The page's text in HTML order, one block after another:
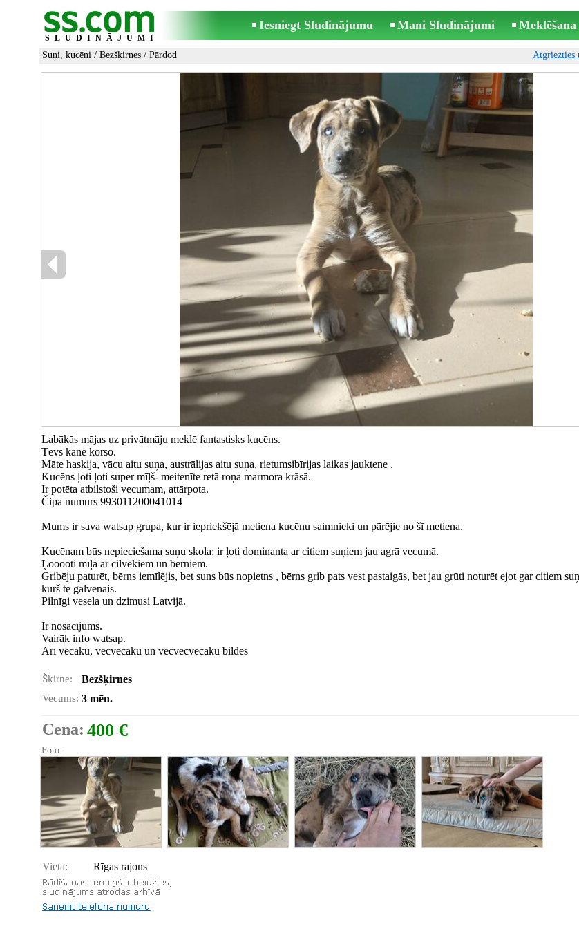
SLUDINĀJUMI
Iesniegt Sludinājumu Mani Sludinājumi Meklēšana
Suņi, kucēni / Bezšķirnes / Pārdod Atgriezties
Labākās mājas uz privātmāju meklē fantastisks kucēns.
Tēvs kane korso.
Māte haskija, vācu aitu suņa, austrālijas aitu suņa, rietumsibīrijas laikas jauktene .
Kucēns ļoti ļoti super mīļš- meitenīte retā roņa marmora krāsā.
Ir potēta atbilstoši vecumam, attārpota.
Čipa numurs 993011200041014
Mums ir sava watsap grupa, kur ir iepriekšējā metiena kucēnu saimnieki un pārējie no šī metiena.
Kucēnam būs nepieciešama suņu skola: ir ļoti dominanta ar citiem suņiem jau agrā vecumā.
Ļooooti mīļa ar cilvēkiem un bērniem.
Gribēju paturēt, bērns iemīlējis, bet suns būs nopietns , bērns grib pats vest pastaigās, bet jau grūti noturēt ejot gar citiem
kurš te galvenais.
Pilnīgi vesela un dzimusi Latvijā.
Ir nosacījums.
Vairāk info watsap.
Arī vecāku, vecvecāku un vecvecvecāku bildes
Šķirne: Bezšķirnes
Vecums: 3 mēn.
Cena: 400 €
Foto:
Vieta: Rīgas rajons